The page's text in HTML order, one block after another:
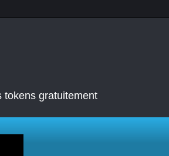
tokens gratuitement